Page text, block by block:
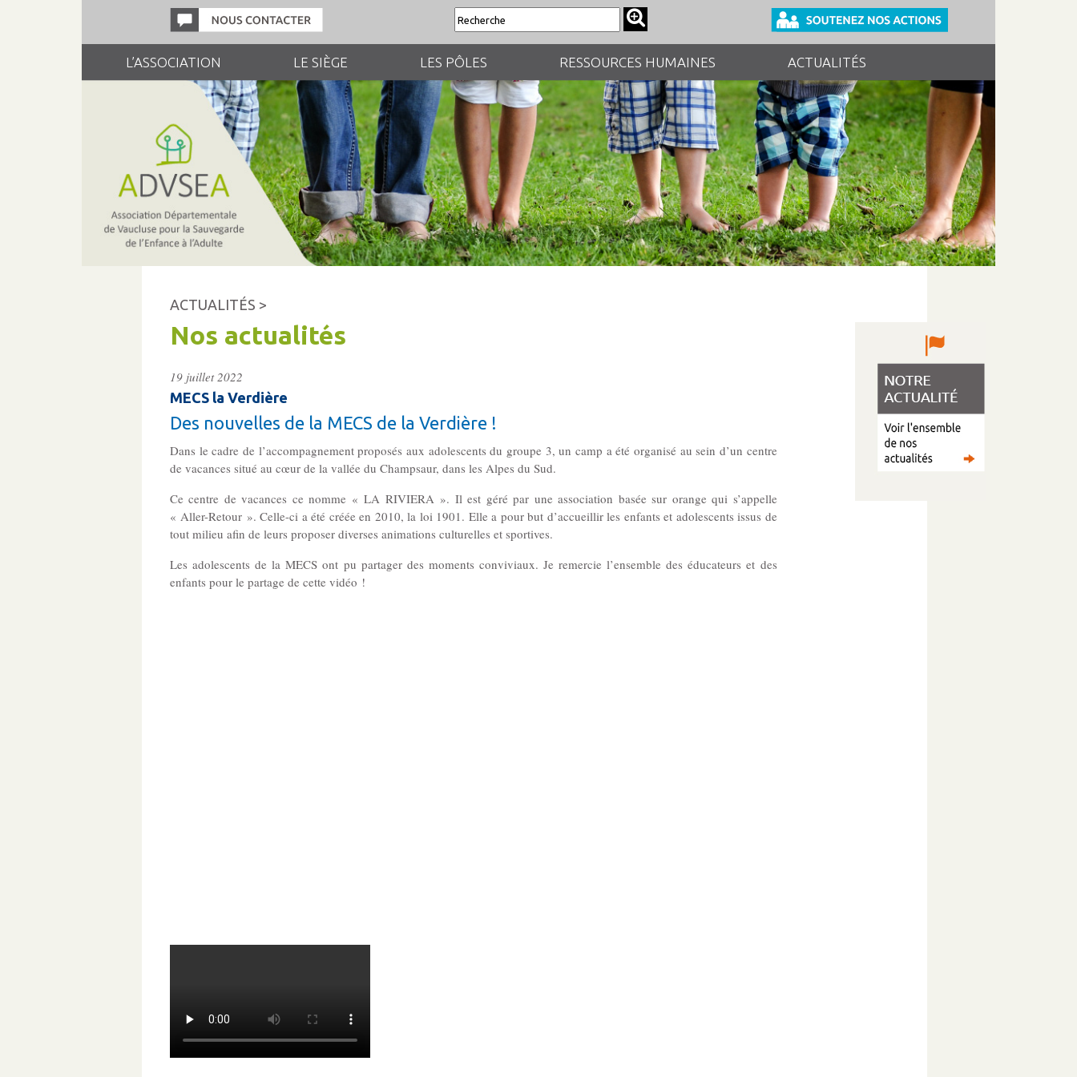
L’ASSOCIATION LE SIÈGE LES PÔLES RESSOURCES HUMAINES ACTUALITÉS
ACTUALITÉS >
Nos actualités
19 juillet 2022
MECS la Verdière
Des nouvelles de la MECS de la Verdière !
Dans le cadre de l’accompagnement proposés aux adolescents du groupe 3, un camp a été organisé au sein d’un centre
de vacances situé au cœur de la vallée du Champsaur, dans les Alpes du Sud.
Ce centre de vacances ce nomme « LA RIVIERA ». Il est géré par une association basée sur orange qui s’appelle
« Aller-Retour ». Celle-ci a été créée en 2010, la loi 1901. Elle a pour but d’accueillir les enfants et adolescents issus de
tout milieu afin de leurs proposer diverses animations culturelles et sportives.
Les adolescents de la MECS ont pu partager des moments conviviaux. Je remercie l’ensemble des éducateurs et des
enfants pour le partage de cette vidéo !